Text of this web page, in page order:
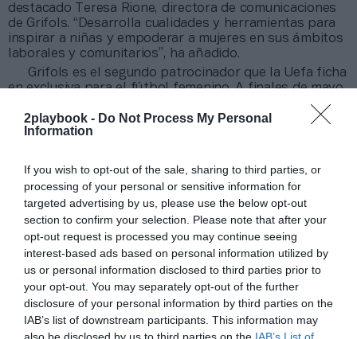
2playbook - Do Not Process My Personal
Information
If you wish to opt-out of the sale, sharing to third parties, or
processing of your personal or sensitive information for
targeted advertising by us, please use the below opt-out
section to confirm your selection. Please note that after your
opt-out request is processed you may continue seeing
interest-based ads based on personal information utilized by
us or personal information disclosed to third parties prior to
your opt-out. You may separately opt-out of the further
disclosure of your personal information by third parties on the
IAB’s list of downstream participants. This information may
also be disclosed by us to third parties on the IAB’s List of
destacado Teresa Rione, directora de comunicaciones
de Grifols. “Desarrolla cualidades y herramientas para
inspirar a niñas y empoderar a mujeres en sus ámbitos
laborales y comunitarios”, ha añadido.
Grifols es el segundo patrocinador que la Uefa ficha
en exclusiva para el fútbol femenino.A finales de mayo
dio entrada a Euronics Group en un acuerdo similar
también hasta 2025 y que cubre todas las
competiciones. A estos se añaden los compartidos con
Añadir2Playbookcomo fuente preferida de Google
de forma gratuita
Mantente informado con las últimas noticias de actualidad.
ACTIVAR AHORA
Compartir
Imprimir